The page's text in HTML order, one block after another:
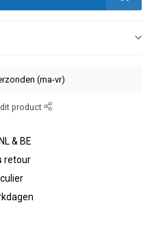
(ma-vr)
product
& BE
retour